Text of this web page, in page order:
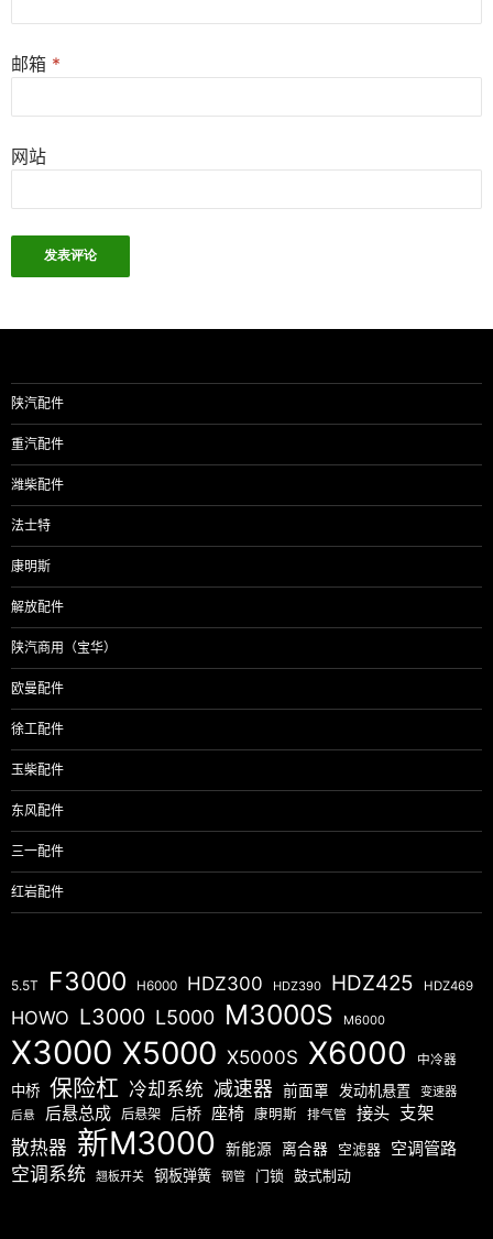
邮箱 *
网站
陕汽配件
重汽配件
潍柴配件
法士特
康明斯
解放配件
陕汽商用（宝华）
欧曼配件
徐工配件
玉柴配件
东风配件
三一配件
红岩配件
5.5T F3000 H6000 HDZ300 HDZ390 HDZ425 HDZ469
HOWO L3000 L5000 M3000S M6000
X3000 X5000 X5000S X6000 中冷器
中桥 保险杠 冷却系统 减速器 前面罩 发动机悬置 变速器
后悬 后悬总成 后悬架 后桥 座椅 康明斯 排气管 接头 支架
散热器 新M3000 新能源 离合器 空滤器 空调管路
空调系统 翘板开关 钢板弹簧 钢管 门锁 鼓式制动